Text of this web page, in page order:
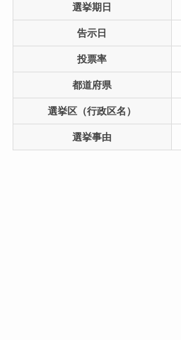
選挙期日
告示日
投票率
都道府県
選挙区（行政区名）
選挙事由